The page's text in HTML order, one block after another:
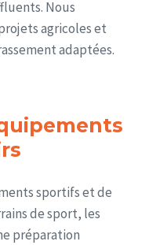
Nous
agricoles et
adaptées.
sportifs et de
de sport, les
préparation